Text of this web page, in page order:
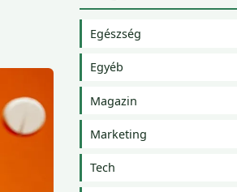
Egészség
Egyéb
Magazin
Marketing
Tech